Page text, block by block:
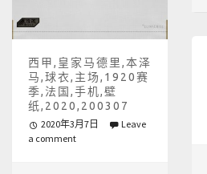
西甲,皇家马德里,本泽
马,球衣,主场,1920赛
季,法国,手机,壁
纸,2020,200307
2020年3月7日
Leave
a comment